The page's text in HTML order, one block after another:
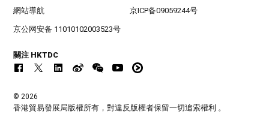
網站導航 京ICP备09059244号
京公网安备 11010102003523号
關注 HKTDC
© 2026
香港貿易發展局版權所有，對違反版權者保留一切追索權利 。